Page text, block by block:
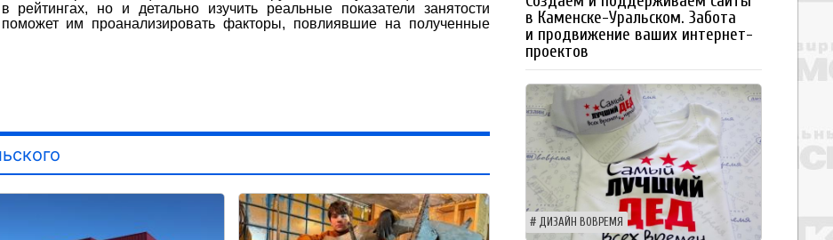
но и детально изучить реальные показатели занятости
им проанализировать факторы, повлиявшие на полученные
в Каменске-Уральском. Забота
и продвижение ваших интернет-
проектов
ДИЗАЙН ВОВРЕМЯ